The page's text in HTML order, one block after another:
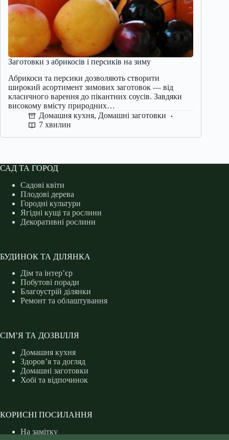
Заготовки з абрикосів і персиків на зиму
Абрикоси та персики дозволяють створити
широкий асортимент зимових заготовок — від
класичного варення до пікантних соусів. Завдяки
високому вмісту природних…
Домашня кухня, Домашні заготовки
7 хвилин
САД ТА ГОРОД
Садові квіти
Плодові дерева
Городні культури
Ягідні кущі та рослини
Декоративні рослини
БУДИНОК ТА ДІЛЯНКА
Дім та інтер’єр
Побутові поради
Благоустрій ділянки
Ремонт та облаштування
СІМ’Я ТА ДОЗВІЛЛЯ
Домашня кухня
Здоров’я та догляд
Домашні заготовки
Хобі та відпочинок
КОРИСНІ ПОСИЛАННЯ
На замітку